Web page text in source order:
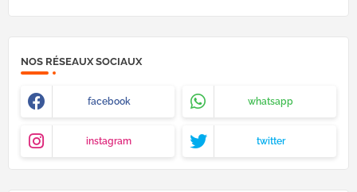
NOS RÉSEAUX SOCIAUX
facebook whatsapp
instagram twitter